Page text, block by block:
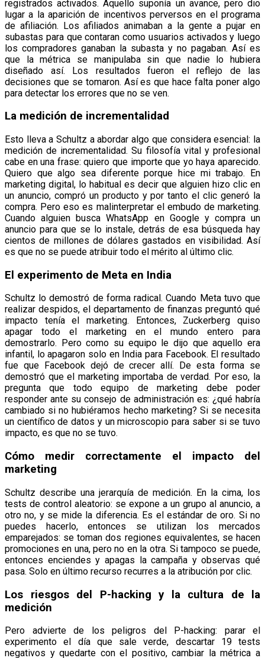
registrados activados. Aquello suponía un avance, pero dio
lugar a la aparición de incentivos perversos en el programa
de afiliación. Los afiliados animaban a la gente a pujar en
subastas para que contaran como usuarios activados y luego
los compradores ganaban la subasta y no pagaban. Así es
que la métrica se manipulaba sin que nadie lo hubiera
diseñado así. Los resultados fueron el reflejo de las
decisiones que se tomaron. Así es que hace falta poner algo
para detectar los errores que no se ven.
La medición de incrementalidad
Esto lleva a Schultz a abordar algo que considera esencial: la
medición de incrementalidad. Su filosofía vital y profesional
cabe en una frase: quiero que importe que yo haya aparecido.
Quiero que algo sea diferente porque hice mi trabajo. En
marketing digital, lo habitual es decir que alguien hizo clic en
un anuncio, compró un producto y por tanto el clic generó la
compra. Pero eso es malinterpretar el embudo de marketing.
Cuando alguien busca WhatsApp en Google y compra un
anuncio para que se lo instale, detrás de esa búsqueda hay
cientos de millones de dólares gastados en visibilidad. Así
es que no se puede atribuir todo el mérito al último clic.
El experimento de Meta en India
Schultz lo demostró de forma radical. Cuando Meta tuvo que
realizar despidos, el departamento de finanzas preguntó qué
impacto tenía el marketing. Entonces, Zuckerberg quiso
apagar todo el marketing en el mundo entero para
demostrarlo. Pero como su equipo le dijo que aquello era
infantil, lo apagaron solo en India para Facebook. El resultado
fue que Facebook dejó de crecer allí. De esta forma se
demostró que el marketing importaba de verdad. Por eso, la
pregunta que todo equipo de marketing debe poder
responder ante su consejo de administración es: ¿qué habría
cambiado si no hubiéramos hecho marketing? Si se necesita
un científico de datos y un microscopio para saber si se tuvo
impacto, es que no se tuvo.
Cómo medir correctamente el impacto del
marketing
Schultz describe una jerarquía de medición. En la cima, los
tests de control aleatorio: se expone a un grupo al anuncio, a
otro no, y se mide la diferencia. Es el estándar de oro. Si no
puedes hacerlo, entonces se utilizan los mercados
emparejados: se toman dos regiones equivalentes, se hacen
promociones en una, pero no en la otra. Si tampoco se puede,
entonces enciendes y apagas la campaña y observas qué
pasa. Solo en último recurso recurres a la atribución por clic.
Los riesgos del P-hacking y la cultura de la
medición
Pero advierte de los peligros del P-hacking: parar el
experimento el día que sale verde, descartar 19 tests
negativos y quedarte con el positivo, cambiar la métrica a